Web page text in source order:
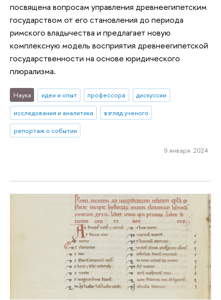
посвящена вопросам управления древнеегипетским
государством от его становления до периода
римского владычества и предлагает новую
комплексную модель восприятия древнеегипетской
государственности на основе юридического
плюрализма.
Наука идеи и опыт профессора
дискуссии
исследования и аналитика
взгляд ученого
репортаж о событии
9 января 2024